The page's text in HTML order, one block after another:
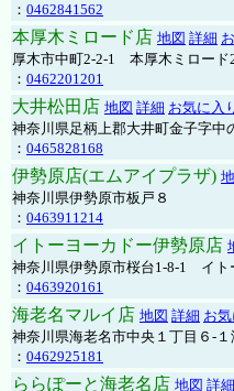
： 0462841562
本厚木ミロード店 地図 詳細
厚木市中町2-2-1 本厚木ミロー
： 0462201201
大井松田店 地図 詳細 お気に入
神奈川県足柄上郡大井町金子字中
： 0465828168
伊勢原店(エムアイプラザ)
神奈川県伊勢原市板戸８
： 0463911214
イトーヨーカドー伊勢原店
神奈川県伊勢原市桜台1-8-1 イト
： 0463920161
海老名マルイ店 地図 詳細 お
神奈川県海老名市中央１丁目６-
： 0462925181
ららぽーと海老名店 地図 詳細